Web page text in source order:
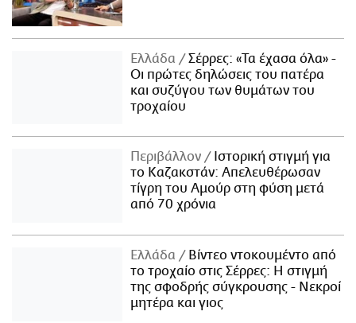
Ελλάδα
Σέρρες: «Τα έχασα όλα» -
Οι πρώτες δηλώσεις του πατέρα
και συζύγου των θυμάτων του
τροχαίου
Περιβάλλον
Ιστορική στιγμή για
το Καζακστάν: Απελευθέρωσαν
τίγρη του Αμούρ στη φύση μετά
από 70 χρόνια
Ελλάδα
Βίντεο ντοκουμέντο από
το τροχαίο στις Σέρρες: Η στιγμή
της σφοδρής σύγκρουσης - Νεκροί
μητέρα και γιος